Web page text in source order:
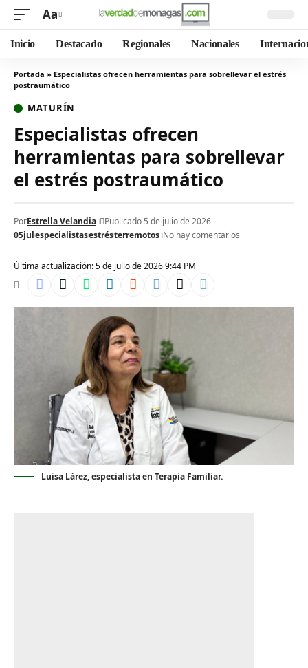
Aa
Inicio Destacado Regionales Nacionales
Portada » Especialistas ofrecen herramientas para sobrellevar el estrés
postraumático
MATURÍN
Especialistas ofrecen
herramientas para sobrellevar
el estrés postraumático
Última actualización: 5 de julio de 2026 9:44 PM
PorEstrella Velandia
Publicado 5 de julio de 2026
05julespecialistasestrésterremotos No hay comentarios
Luisa Lárez, especialista en Terapia Familiar.